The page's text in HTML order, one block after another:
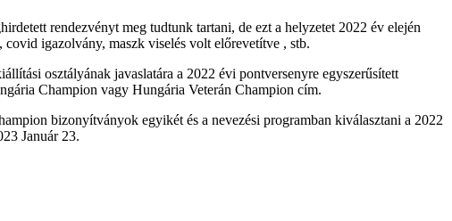
rendezvényt meg tudtunk tartani, de ezt a helyzetet 2022 év elején
igazolvány, maszk viselés volt előrevetítve , stb.
osztályának javaslatára a 2022 évi pontversenyre egyszerűsített
Champion vagy Hungária Veterán Champion cím.
bizonyítványok egyikét és a nevezési programban kiválasztani a 2022
Január 23.